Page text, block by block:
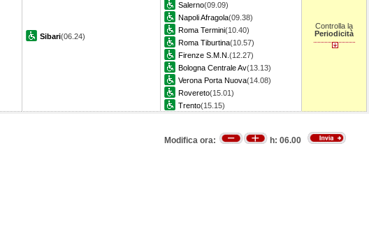
Sibari(06.24)
Salerno(09.09)
Napoli Afragola(09.38)
Roma Termini(10.40)
Roma Tiburtina(10.57)
Firenze S.M.N. (12.27)
Bologna Centrale Av(13.13)
Verona Porta Nuova(14.08)
Rovereto(15.01)
Trento(15.15)
Controlla la
Periodicità
Modifica ora: h: 06.00